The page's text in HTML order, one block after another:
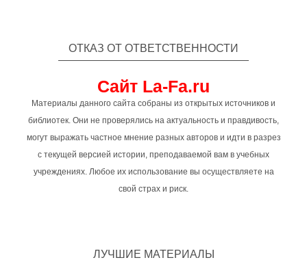
ОТКАЗ ОТ ОТВЕТСТВЕННОСТИ
Сайт La-Fa.ru
Материалы данного сайта собраны из открытых источников и
библиотек. Они не проверялись на актуальность и правдивость,
могут выражать частное мнение разных авторов и идти в разрез
с текущей версией истории, преподаваемой вам в учебных
учреждениях. Любое их использование вы осуществляете на
свой страх и риск.
ЛУЧШИЕ МАТЕРИАЛЫ